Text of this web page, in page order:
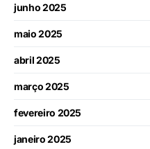
junho 2025
maio 2025
abril 2025
março 2025
fevereiro 2025
janeiro 2025